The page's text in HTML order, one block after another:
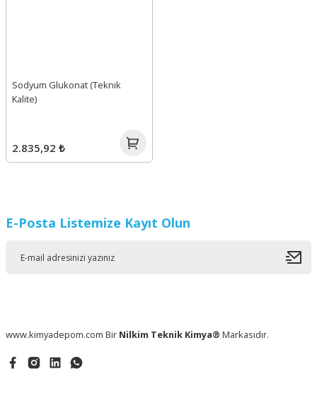
Sodyum Glukonat (Teknik
Kalite)
2.835,92 ₺
E-Posta Listemize Kayıt Olun
www.kimyadepom.com Bir Nilkim Teknik Kimya® Markasıdır.